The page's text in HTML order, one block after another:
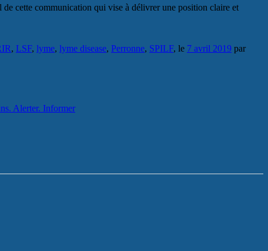
cette communication qui vise à délivrer une position claire et
, LSF, lyme, lyme disease, Perronne, SPILF, le 7 avril 2019 par
Alerter. Informer